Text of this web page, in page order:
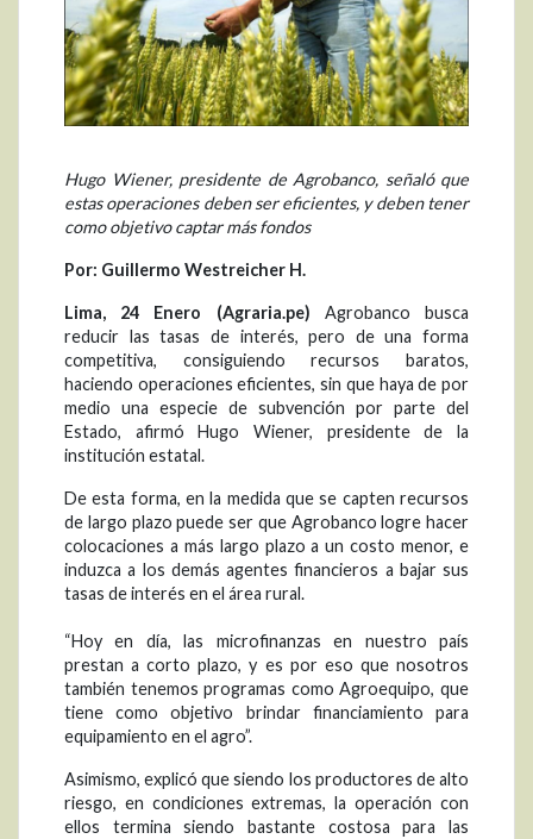
Hugo Wiener, presidente de Agrobanco, señaló que
estas operaciones deben ser eficientes, y deben tener
como objetivo captar más fondos
Por: Guillermo Westreicher H.
Lima, 24 Enero (Agraria.pe) Agrobanco busca
reducir las tasas de interés, pero de una forma
competitiva, consiguiendo recursos baratos,
haciendo operaciones eficientes, sin que haya de por
medio una especie de subvención por parte del
Estado, afirmó Hugo Wiener, presidente de la
institución estatal.
De esta forma, en la medida que se capten recursos
de largo plazo puede ser que Agrobanco logre hacer
colocaciones a más largo plazo a un costo menor, e
induzca a los demás agentes financieros a bajar sus
tasas de interés en el área rural.
“Hoy en día, las microfinanzas en nuestro país
prestan a corto plazo, y es por eso que nosotros
también tenemos programas como Agroequipo, que
tiene como objetivo brindar financiamiento para
equipamiento en el agro”.
Asimismo, explicó que siendo los productores de alto
riesgo, en condiciones extremas, la operación con
ellos termina siendo bastante costosa para las